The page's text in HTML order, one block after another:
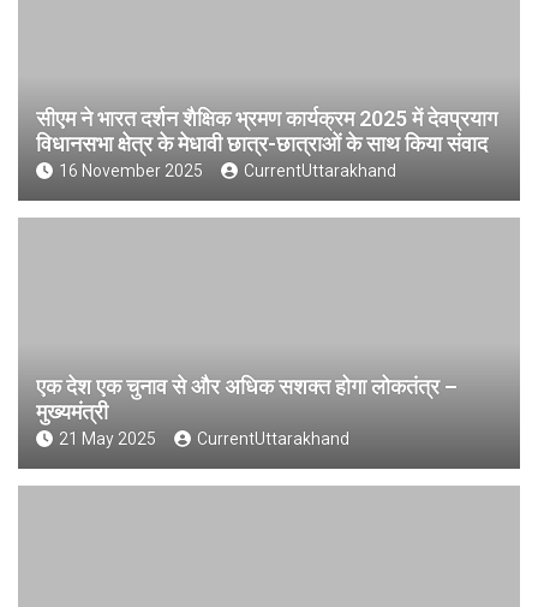
सीएम ने भारत दर्शन शैक्षिक भ्रमण कार्यक्रम 2025 में देवप्रयाग
विधानसभा क्षेत्र के मेधावी छात्र-छात्राओं के साथ किया संवाद
16 November 2025 CurrentUttarakhand
एक देश एक चुनाव से और अधिक सशक्त होगा लोकतंत्र –
मुख्यमंत्री
21 May 2025 CurrentUttarakhand